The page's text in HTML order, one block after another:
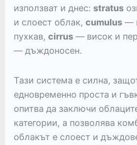
използват и днес: stratus
и слоест облак, cumulus—
пухкав, cirrus— висок и
— дъждоносен.
Тази система е силна,
едновременно проста и
опитва да заключи
категории, а позволява
облакът е слоест и